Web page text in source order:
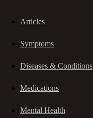
Articles
Symptoms
Diseases & Conditions
Medications
Mental Health